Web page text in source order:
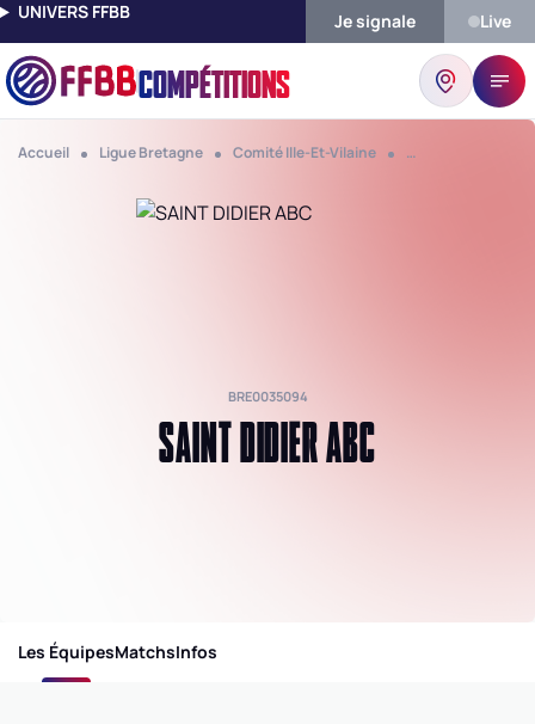
UNIVERS FFBB Je signale Live
COMPÉTITIONS
Accueil Ligue Bretagne Comité Ille-Et-Vilaine Club Saint Didier
BRE0035094
SAINT DIDIER ABC
Les ÉquipesMatchsInfos